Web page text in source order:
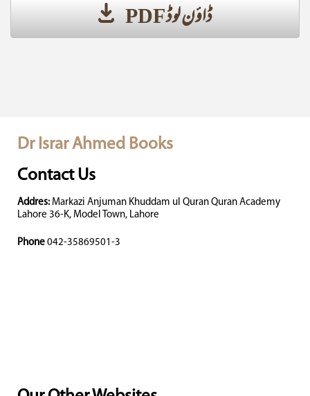
ڈاؤن لوڈ PDF
Dr Israr Ahmed Books
Contact Us
Addres: Markazi Anjuman Khuddam ul Quran Quran Academy
Lahore 36-K, Model Town, Lahore
Phone 042-35869501-3